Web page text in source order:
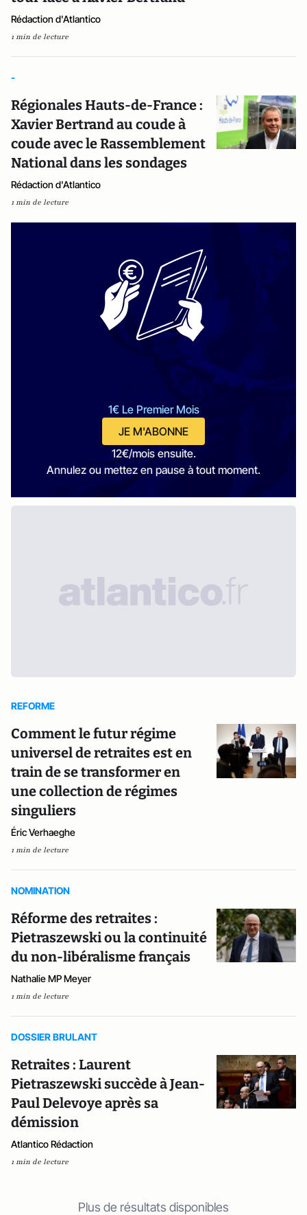
Rédaction d'Atlantico
1 min de lecture
-
Régionales Hauts-de-France :
Xavier Bertrand au coude à
coude avec le Rassemblement
National dans les sondages
Rédaction d'Atlantico
1 min de lecture
1€ Le Premier Mois
JE M'ABONNE
12€/mois ensuite.
Annulez ou mettez en pause à tout moment.
REFORME
Comment le futur régime
universel de retraites est en
train de se transformer en
une collection de régimes
singuliers
Éric Verhaeghe
1 min de lecture
NOMINATION
Réforme des retraites :
Pietraszewski ou la continuité
du non-libéralisme français
Nathalie MP Meyer
1 min de lecture
DOSSIER BRULANT
Retraites : Laurent
Pietraszewski succède à Jean-
Paul Delevoye après sa
démission
Atlantico Rédaction
1 min de lecture
Plus de résultats disponibles